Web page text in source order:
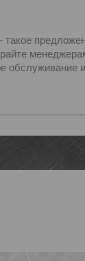
обслуживание